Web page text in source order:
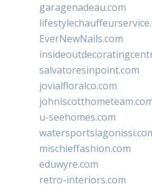
garagenadeau.com
EverNewNails.com
salvatoresinpoint.com
jovialfloralco.com
u-seehomes.com
mischieffashion.com
eduwyre.com
retro-interiors.com